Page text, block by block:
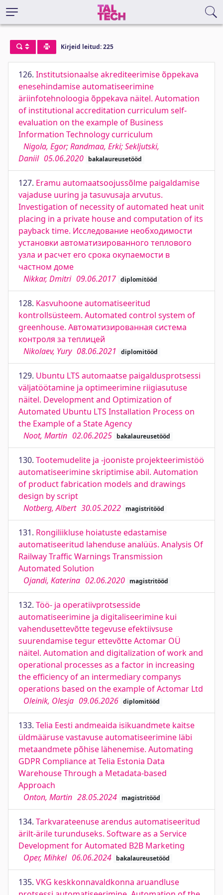
Kirjeid leitud: 225
126. Institutsionaalse akrediteerimise õppekava
enesehindamise automatiseerimine
äriinfotehnoloogia õppekava näitel. Automation
of institutional accreditation curriculum self-
evaluation on the example of Business
Information Technology curriculum
Nigola, Egor; Randmaa, Erki; Sekljutski,
Daniil 05.06.2020 bakalaureusetööd
127. Eramu automaatsoojussõlme paigaldamise
vajaduse uuring ja tasuvusaja arvutus.
Investigation of necessity of automated heat unit
placing in a private house and computation of its
payback time. Исследование необходимости
установки автоматизированного теплового
узла и расчет его срока окупаемости в
частном доме
Nikkar, Dmitri 09.06.2017 diplomitööd
128. Kasvuhoone automatiseeritud
kontrollsüsteem. Automated control system of
greenhouse. Автоматизированная система
контроля за теплицей
Nikolaev, Yury 08.06.2021 diplomitööd
129. Ubuntu LTS automaatse paigaldusprotsessi
väljatöötamine ja optimeerimine riigiasutuse
näitel. Development and Optimization of
Automated Ubuntu LTS Installation Process on
the Example of a State Agency
Noot, Martin 02.06.2025 bakalaureusetööd
130. Tootemudelite ja -jooniste projekteerimistöö
automatiseerimine skriptimise abil. Automation
of product fabrication models and drawings
design by script
Notberg, Albert 30.05.2022 magistritööd
131. Rongiliikluse hoiatuste edastamise
automatiseeritud lahenduse analüüs. Analysis Of
Railway Traffic Warnings Transmission
Automated Solution
Ojandi, Katerina 02.06.2020 magistritööd
132. Töö- ja operatiivprotsesside
automatiseerimine ja digitaliseerimine kui
vahendusettevõtte tegevuse efektiivsuse
suurendamise tegur ettevõtte Actomar OÜ
näitel. Automation and digitalization of work and
operational processes as a factor in increasing
the efficiency of an intermediary companys
operations based on the example of Actomar Ltd
Oleinik, Olesja 09.06.2026 diplomitööd
133. Telia Eesti andmeaida isikuandmete kaitse
üldmääruse vastavuse automatiseerimine läbi
metaandmete põhise lähenemise. Automating
GDPR Compliance at Telia Estonia Data
Warehouse Through a Metadata-based
Approach
Onton, Martin 28.05.2024 magistritööd
134. Tarkvarateenuse arendus automatiseeritud
ärilt-ärile turunduseks. Software as a Service
Development for Automated B2B Marketing
Oper, Mihkel 06.06.2024 bakalaureusetööd
135. VKG keskkonnavaldkonna aruandluse